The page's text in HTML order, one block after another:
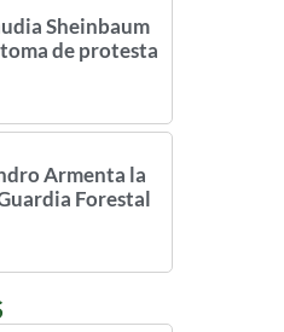
Sheinbaum
de protesta
Armenta la
Forestal